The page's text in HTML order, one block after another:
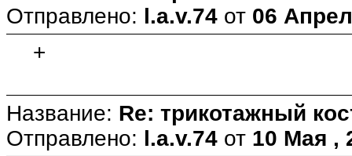
Отправлено: l.a.v.74 от 06
+
Название: Re: трикотажный
Отправлено: l.a.v.74 от 10 Мая ,